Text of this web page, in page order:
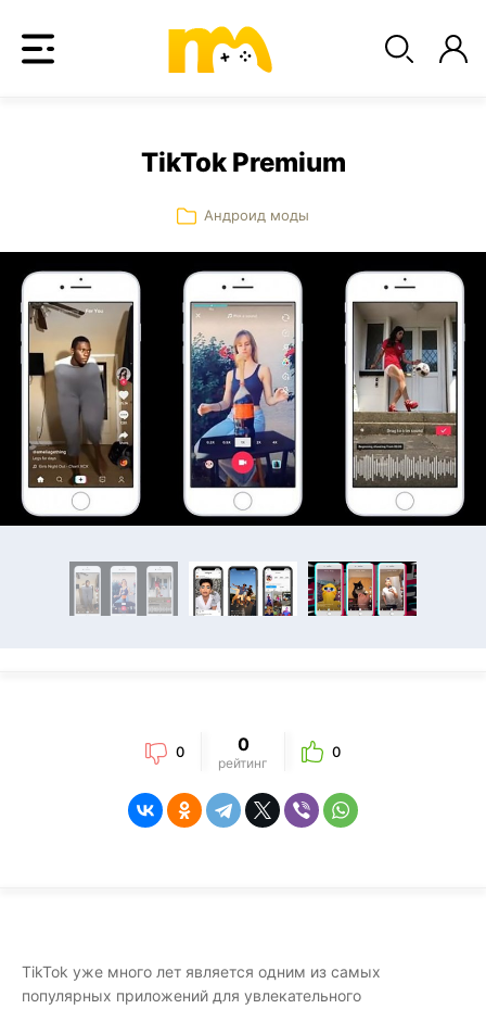
TikTok Premium
Андроид моды
0 0
рейтинг
0
TikTok уже много лет является одним из самых
популярных приложений для увлекательного